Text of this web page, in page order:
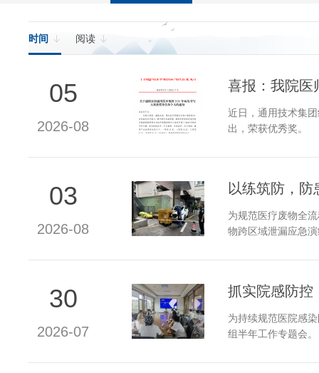
时间  阅读 
05
2026-08
喜报：我院医
近日，通用技术集
出，荣获优秀奖。
03
2026-08
以练筑防，
为规范医疗废物全
物跨区域泄漏应急
30
2026-07
抓实院感防控
为持续规范医院感
组半年工作专题会。